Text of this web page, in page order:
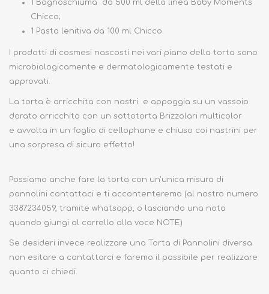
1 Bagnoschiuma da 500 ml della linea Baby Moments
Chicco;
1 Pasta lenitiva da 100 ml Chicco.
I prodotti di cosmesi nascosti nei vari piano della torta sono
microbiologicamente e dermatologicamente testati e
approvati.
La torta è arricchita con nastri e appoggia su un vassoio
dorato arricchito con un sottotorta Brizzolari multicolor
e avvolta in un foglio di cellophane e chiuso coi nastrini per
una sorpresa di sicuro effetto!
Possiamo anche fare la torta con un'unica misura di
pannolini contattaci e ti accontenteremo (al nostro numero
3387234059, tramite whatsapp, o lasciando una nota
quando giungi al carrello alla voce NOTE)
Se desideri invece realizzare una Torta di Pannolini diversa
non esitare a contattarci e faremo il possibile per realizzare
quanto ci chiedi.